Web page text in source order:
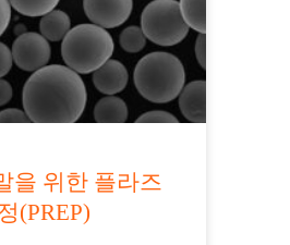
을 위한 플라즈
(PREP)